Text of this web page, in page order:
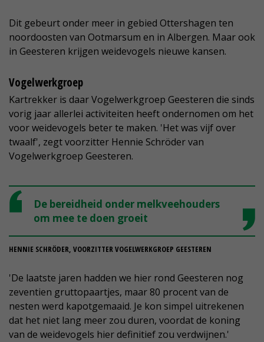
Dit gebeurt onder meer in gebied Ottershagen ten
noordoosten van Ootmarsum en in Albergen. Maar ook
in Geesteren krijgen weidevogels nieuwe kansen.
Vogelwerkgroep
Kartrekker is daar Vogelwerkgroep Geesteren die sinds
vorig jaar allerlei activiteiten heeft ondernomen om het
voor weidevogels beter te maken. 'Het was vijf over
twaalf', zegt voorzitter Hennie Schröder van
Vogelwerkgroep Geesteren.
De bereidheid onder melkveehouders
om mee te doen groeit
HENNIE SCHRÖDER, VOORZITTER VOGELWERKGROEP GEESTEREN
'De laatste jaren hadden we hier rond Geesteren nog
zeventien gruttopaartjes, maar 80 procent van de
nesten werd kapotgemaaid. Je kon simpel uitrekenen
dat het niet lang meer zou duren, voordat de koning
van de weidevogels hier definitief zou verdwijnen.'